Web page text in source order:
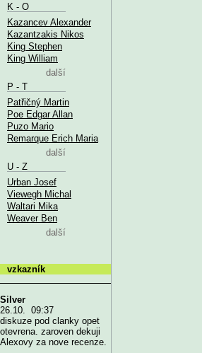
K - O
Kazancev Alexander
Kazantzakis Nikos
King Stephen
King William
další
P - T
Patřičný Martin
Poe Edgar Allan
Puzo Mario
Remarque Erich Maria
další
U - Z
Urban Josef
Viewegh Michal
Waltari Mika
Weaver Ben
další
vzkazník
Silver
26.10. 09:37
diskuze pod clanky opet
otevrena. zaroven dekuji
Alexovy za nove recenze.